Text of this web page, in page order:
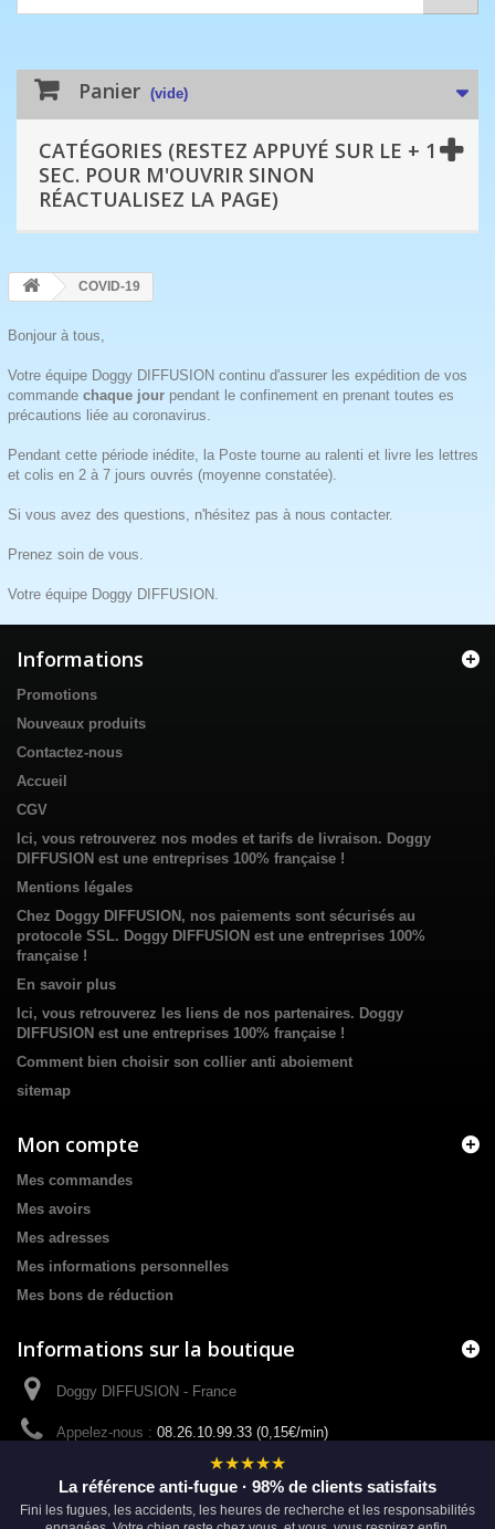
★★★★★
La référence anti-fugue · 98% de clients satisfaits
Fini les fugues, les accidents, les heures de recherche et les responsabilités
Panier (vide)
CATÉGORIES (RESTEZ APPUYÉ SUR LE + 1
SEC. POUR M'OUVRIR SINON
RÉACTUALISEZ LA PAGE)
COVID-19
Bonjour à tous,
Votre équipe Doggy DIFFUSION continu d'assurer les expédition de vos
commande chaque jour pendant le confinement en prenant toutes es
précautions liée au coronavirus.
Pendant cette période inédite, la Poste tourne au ralenti et livre les lettres
et colis en 2 à 7 jours ouvrés (moyenne constatée).
Si vous avez des questions, n'hésitez pas à nous contacter.
Prenez soin de vous.
Votre équipe Doggy DIFFUSION.
Informations
Promotions
Nouveaux produits
Contactez-nous
Accueil
CGV
Ici, vous retrouverez nos modes et tarifs de livraison. Doggy
DIFFUSION est une entreprises 100% française !
Mentions légales
Chez Doggy DIFFUSION, nos paiements sont sécurisés au
protocole SSL. Doggy DIFFUSION est une entreprises 100%
française !
En savoir plus
Ici, vous retrouverez les liens de nos partenaires. Doggy
DIFFUSION est une entreprises 100% française !
Comment bien choisir son collier anti aboiement
sitemap
Mon compte
Mes commandes
Mes avoirs
Mes adresses
Mes informations personnelles
Mes bons de réduction
Informations sur la boutique
Doggy DIFFUSION - France
Appelez-nous : 08.26.10.99.33 (0,15€/min)
Cliquez sur -Contactez-nous- tout en haut de cette page
pour nous envoyer un e-mail.